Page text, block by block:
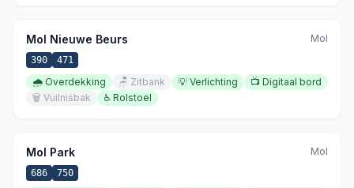
Mol Nieuwe Beurs Mol
390 471
🌧️ Overdekking 🪑 Zitbank 💡 Verlichting 📺 Digitaal bord
🗑️ Vuilnisbak ♿ Rolstoel
Mol Park Mol
686 750